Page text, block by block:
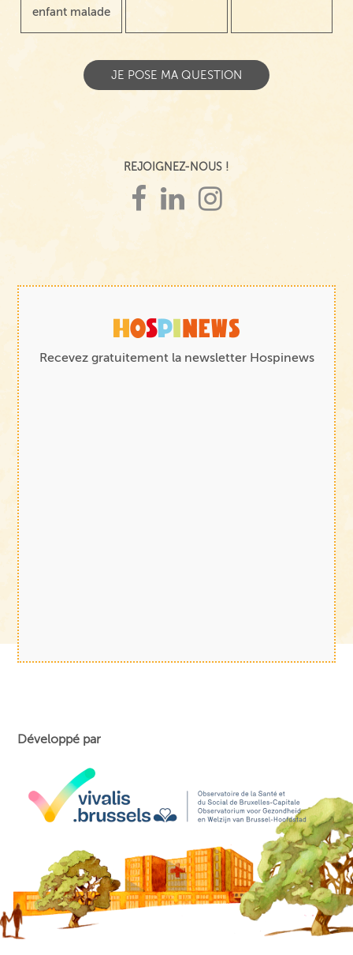
enfant malade
REJOIGNEZ-NOUS !
Recevez gratuitement la newsletter Hospinews
Développé par